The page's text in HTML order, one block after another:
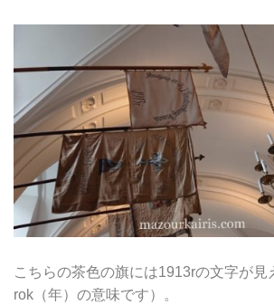
こちらの茶色の旗には1913rの文字が見
rok（年）の意味です）。